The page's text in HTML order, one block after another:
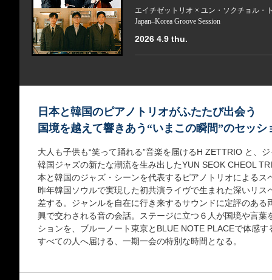
エイチゼットリオ × ユン・ソクチョル・
Japan–Korea Groove Session
2026 4.9 thu.
日本と韓国のピアノトリオがふたたび出会う
国境を越えて響きあう“いまこの瞬間”のセッシ
大人も子供も“笑って踊れる”音楽を届けるH ZETTRIO と、
韓国ジャズの新たな潮流を生み出したYUN SEOK CHEOL
本と韓国のジャズ・シーンを代表するピアノトリオによる
昨年韓国ソウルで実現した初共演ライヴで生まれた深いリ
差する。ジャンルを自在に行き来するサウンドに定評のあ
興で交わされる音の会話。ステージに立つ６人が国境や言葉
ションを、ブルーノート東京とBLUE NOTE PLACEで体感す
すべての人へ届ける、一期一会の特別な時間となる。